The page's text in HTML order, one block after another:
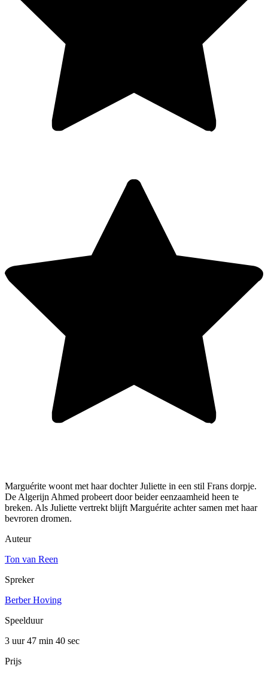
Marguérite woont met haar dochter Juliette in een stil Frans dorpje.
De Algerijn Ahmed probeert door beider eenzaamheid heen te
breken. Als Juliette vertrekt blijft Marguérite achter samen met haar
bevroren dromen.
Auteur
Ton van Reen
Spreker
Berber Hoving
Speelduur
3 uur 47 min 40 sec
Prijs